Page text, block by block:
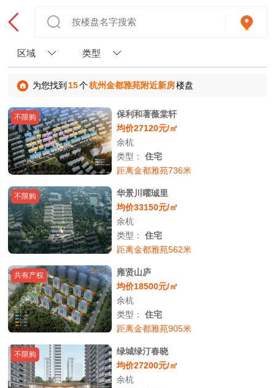
区域 类型
为您找到 15个杭州金都雅苑附近新房楼盘
不限购
保利和著薇棠轩
均价27120元/㎡
余杭
类型：住宅
距离金都雅苑736米
不限购
华景川曜珹里
均价33150元/㎡
余杭
类型：住宅
距离金都雅苑562米
共有产权
雍贤山庐
均价18500元/㎡
余杭
类型：住宅
距离金都雅苑905米
不限购
绿城绿汀春晓
均价27200元/㎡
余杭